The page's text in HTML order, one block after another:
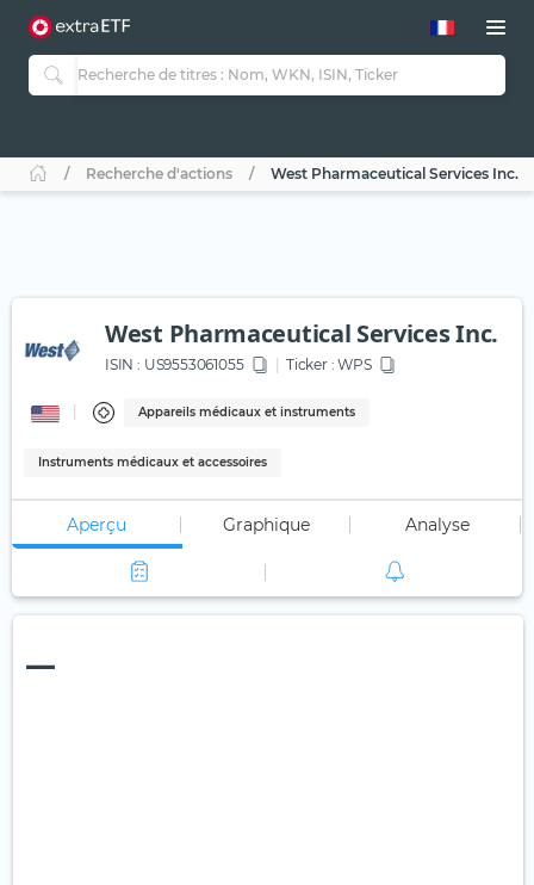
Recherche d'actions West Pharmaceutical Services Inc.
West Pharmaceutical Services Inc.
ISIN : US9553061055 Ticker : WPS
Appareils médicaux et instruments
Instruments médicaux et accessoires
Aperçu Graphique Analyse
—